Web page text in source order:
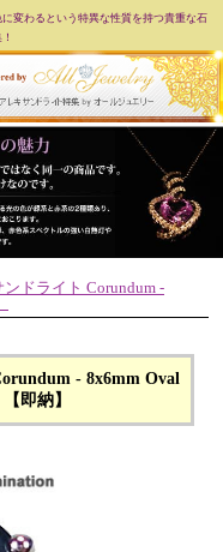
変わるという特異な性質を持つ貴重な石
ドライト Corundum -
- 8x6mm Oval
即納】